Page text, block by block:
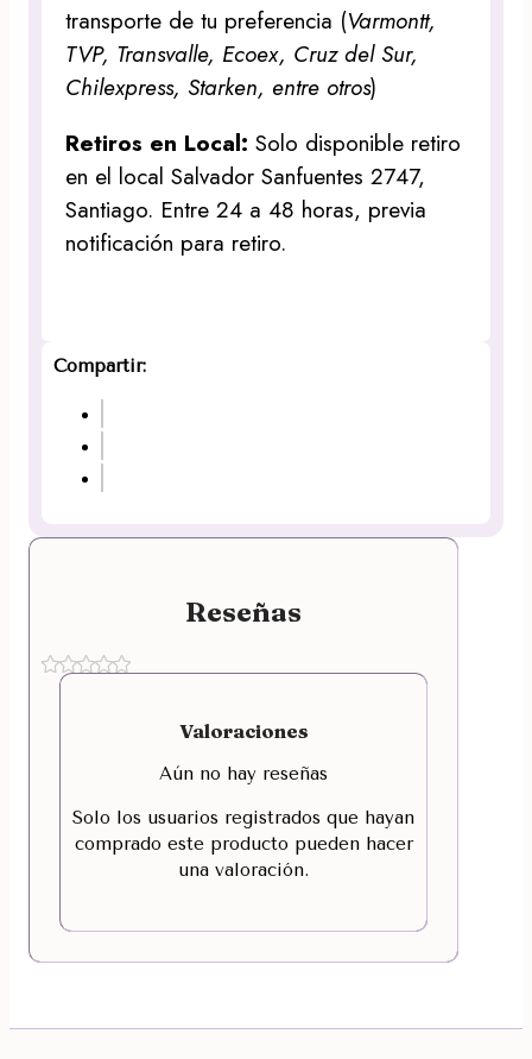
transporte de tu preferencia (Varmontt,
TVP, Transvalle, Ecoex, Cruz del Sur,
Chilexpress, Starken, entre otros)
Retiros en Local:Solo disponible retiro
en el local Salvador Sanfuentes 2747,
Santiago. Entre 24 a 48 horas, previa
notificación para retiro.
Compartir:
Reseñas
Valoraciones
Aún no hay reseñas
Solo los usuarios registrados que hayan
comprado este producto pueden hacer
una valoración.